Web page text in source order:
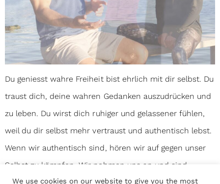
Du geniesst wahre Freiheit bist ehrlich mit dir selbst. Du
traust dich, deine wahren Gedanken auszudrücken und
zu leben. Du wirst dich ruhiger und gelassener fühlen,
weil du dir selbst mehr vertraust und authentisch lebst.
Wenn wir authentisch sind, hören wir auf gegen unser
Selbst zu kämpfen. Wir nehmen uns an und sind
We use cookies on our website to give you the most